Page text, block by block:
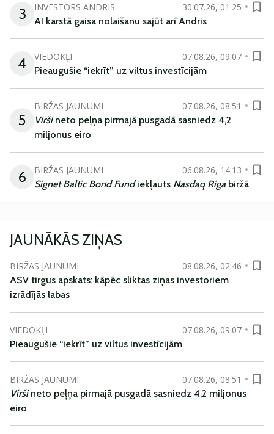
3 INVESTORS ANDRIS
30.07.26, 01:25
AI karstā gaisa nolaišanu sajūt arī Andris
4 VIEDOKĻI
07.08.26, 09:07
Pieaugušie “iekrīt” uz viltus investīcijām
5
BIRŽAS JAUNUMI
07.08.26, 08:51
Viršineto peļņa pirmajā pusgadā sasniedz 4,2
miljonus eiro
6 BIRŽAS JAUNUMI
06.08.26, 14:13
Signet Baltic Bond Fundiekļauts Nasdaq Riga biržā
JAUNĀKĀS ZIŅAS
BIRŽAS JAUNUMI
08.08.26, 02:46
ASV tirgus apskats: kāpēc sliktas ziņas investoriem
izrādījās labas
VIEDOKĻI
07.08.26, 09:07
Pieaugušie “iekrīt” uz viltus investīcijām
BIRŽAS JAUNUMI
07.08.26, 08:51
Viršineto peļņa pirmajā pusgadā sasniedz 4,2 miljonus
eiro